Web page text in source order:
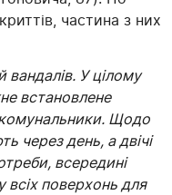
частина з них
вандалів. У цілому
встановлене
Щодо
через день, а двічі
всередині
поверхонь для